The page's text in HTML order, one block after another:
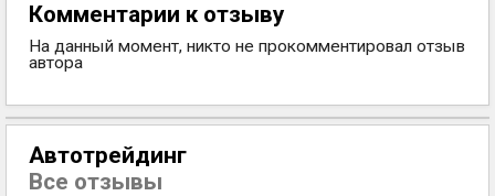
Комментарии к отзыву
На данный момент, никто не прокомментировал отзыв
автора
Автотрейдинг
Все отзывы